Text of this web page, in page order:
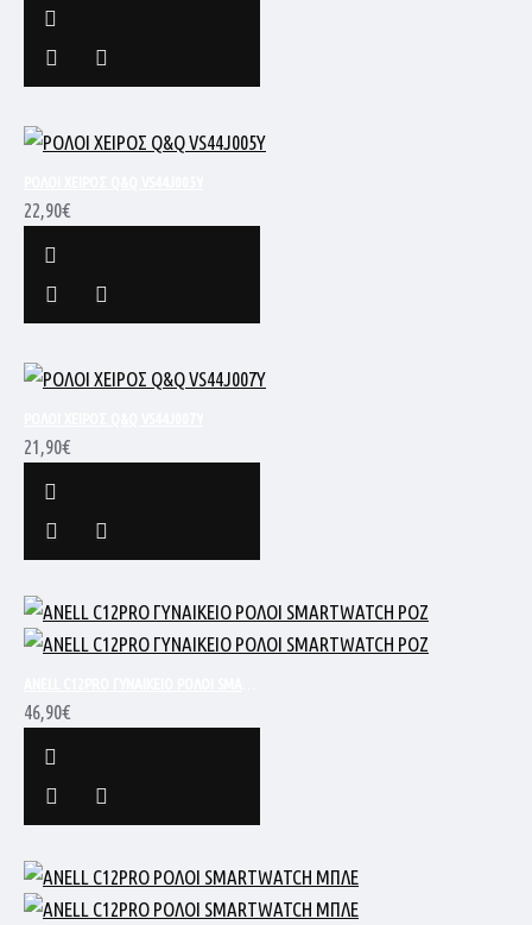
22,90€
21,90€
46,90€